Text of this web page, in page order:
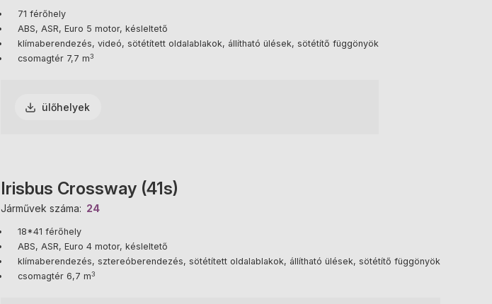
71 férőhely
ABS, ASR, Euro 5 motor, késleltető
klímaberendezés, videó, sötétített oldalablakok, állítható ülések, sötétítő függönyök
csomagtér 7,7 m3
ülőhelyek
Irisbus Crossway (41s)
Járművek száma 24
18*41 férőhely
ABS, ASR, Euro 4 motor, késleltető
klímaberendezés, sztereóberendezés, sötétített oldalablakok, állítható ülések, sötétítő függönyök
csomagtér 6,7 m3